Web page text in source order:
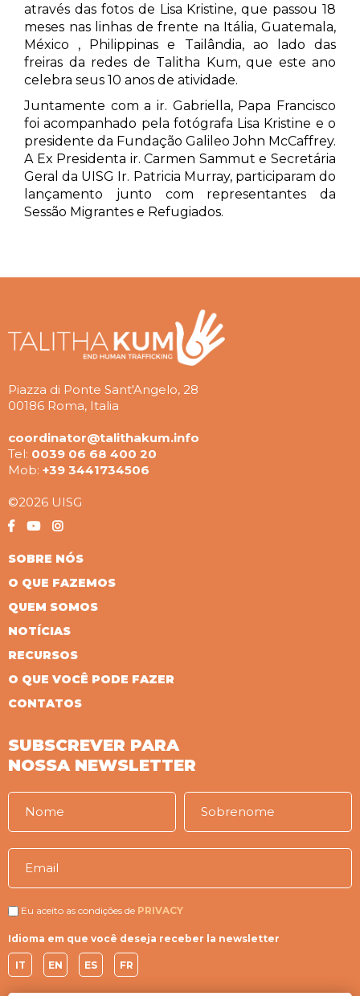
através das fotos de Lisa Kristine, que passou 18
meses nas linhas de frente na Itália, Guatemala,
México , Philippinas e Tailândia, ao lado das
freiras da redes de Talitha Kum, que este ano
celebra seus 10 anos de atividade.
Juntamente com a ir. Gabriella, Papa Francisco
foi acompanhado pela fotógrafa Lisa Kristine e o
presidente da Fundação Galileo John McCaffrey.
A Ex Presidenta ir. Carmen Sammut e Secretária
Geral da UISG Ir. Patricia Murray, participaram do
lançamento junto com representantes da
Sessão Migrantes e Refugiados.
Piazza di Ponte Sant'Angelo, 28
00186 Roma, Italia
coordinator@talithakum.info
Tel: 0039 06 68 400 20
Mob: +39 3441734506
©2026 UISG
SOBRE NÓS
O QUE FAZEMOS
QUEM SOMOS
NOTÍCIAS
RECURSOS
O QUE VOCÊ PODE FAZER
CONTATOS
SUBSCREVER PARA
NOSSA NEWSLETTER
Eu aceito as condições de PRIVACY
Idioma em que você deseja receber la newsletter
IT EN ES FR